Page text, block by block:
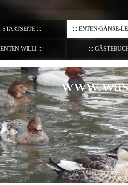
STARTSEITE ENTEN/GÄNSE-
ENTEN WILLI